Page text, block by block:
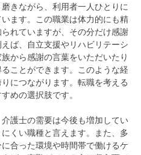
きながら、利用者一人ひとりに
ます。この職業は体力的にも精
れていますが、その分だけ感謝
ば、自立支援やリハビリテーシ
から感謝の言葉をいただいたり
ことができます。このような経
につながります。転職を考える
めの選択肢です。
護士の需要は今後も増加してい
くい職種と言えます。また、多
合った環境や時間帯で働けるケ